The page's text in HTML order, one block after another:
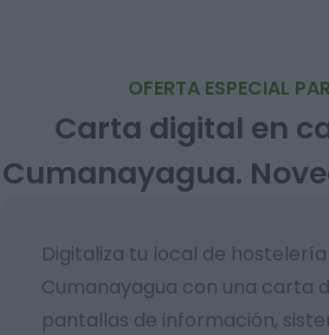
OFERTA ESPECIAL
Carta digital en
Cumanayagua.
Digitaliza tu local de
Cumanayagua con una carta
pantallas de información,